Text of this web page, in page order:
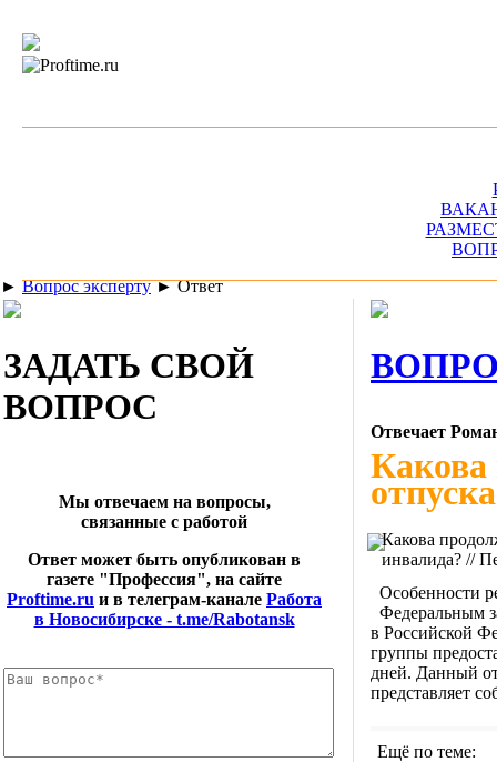
► Вопрос эксперту►Ответ
ЗАДАТЬ СВОЙ
ВОПРОС
Мы отвечаем на вопросы,
связанные с работой
Ответ может быть опубликован в
газете "Профессия", на сайте
Proftime.ru и в телеграм-канале Работа
в Новосибирске - t.me/Rabotansk
Отвечает
Какова
Какова
инвалида? //
Особенности
Федеральным
в Российской
группы
дней. Данный
представляет
Ещё по теме: